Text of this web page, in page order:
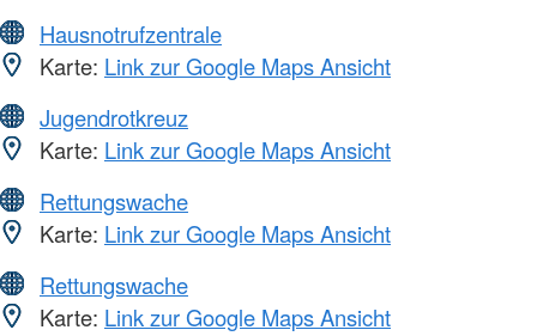
Hausnotrufzentrale
Karte: Link zur Google Maps Ansicht
Jugendrotkreuz
Karte: Link zur Google Maps Ansicht
Rettungswache
Karte: Link zur Google Maps Ansicht
Rettungswache
Karte: Link zur Google Maps Ansicht